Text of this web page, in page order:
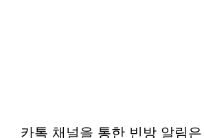
카톡 채널을 통한 빈방 알림